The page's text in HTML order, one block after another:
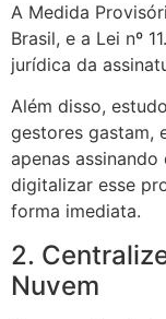
A Medida
Brasil, e a Lei nº
jurídica da
Além disso,
gestores gastam,
apenas
digitalizar esse
forma imediata.
2.
Nuvem